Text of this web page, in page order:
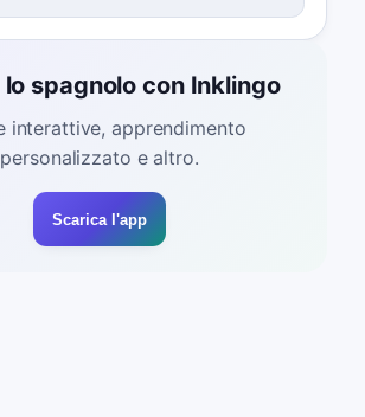
spagnolo con Inklingo
interattive, apprendimento
personalizzato e altro.
Scarica l'app